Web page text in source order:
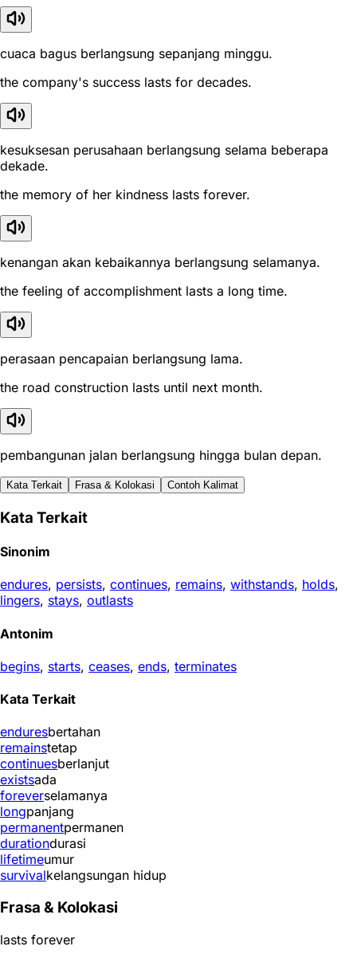
cuaca bagus berlangsung sepanjang minggu.
the company's success lasts for decades.
kesuksesan perusahaan berlangsung selama beberapa
dekade.
the memory of her kindness lasts forever.
kenangan akan kebaikannya berlangsung selamanya.
the feeling of accomplishment lasts a long time.
perasaan pencapaian berlangsung lama.
the road construction lasts until next month.
pembangunan jalan berlangsung hingga bulan depan.
Kata Terkait Frasa & Kolokasi Contoh Kalimat
Kata Terkait
Sinonim
endures, persists, continues, remains, withstands, holds,
lingers, stays, outlasts
Antonim
begins, starts, ceases, ends, terminates
Kata Terkait
enduresbertahan
remainstetap
continuesberlanjut
existsada
foreverselamanya
longpanjang
permanentpermanen
durationdurasi
lifetimeumur
survivalkelangsungan hidup
Frasa & Kolokasi
lasts forever